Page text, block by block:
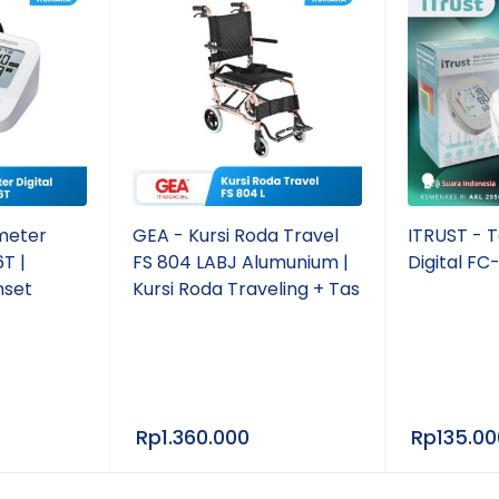
kadar gula darah dengan lebih optimal.
menggunakan tusukan jari berulang.
berolahraga, tidur, maupun beraktivitas sehari-
data setiap 3 menit .
mulai digunakan.
meter selama 2 jam).
|
GEA - Kursi Roda Travel
FS 804 LABJ Alumunium |
Kursi Roda Traveling + Tas
Rp1.360.000
ITRUST -
Digital FC-
Rp